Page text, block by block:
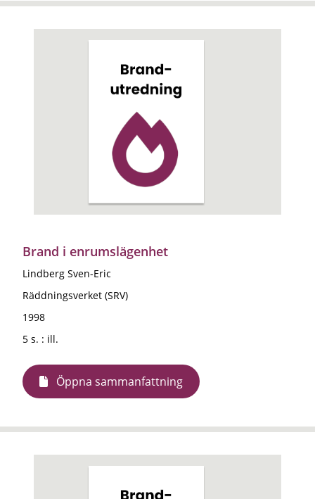
Brand i enrumslägenhet
Lindberg Sven-Eric
Räddningsverket (SRV)
1998
5 s. : ill.
Öppna sammanfattning